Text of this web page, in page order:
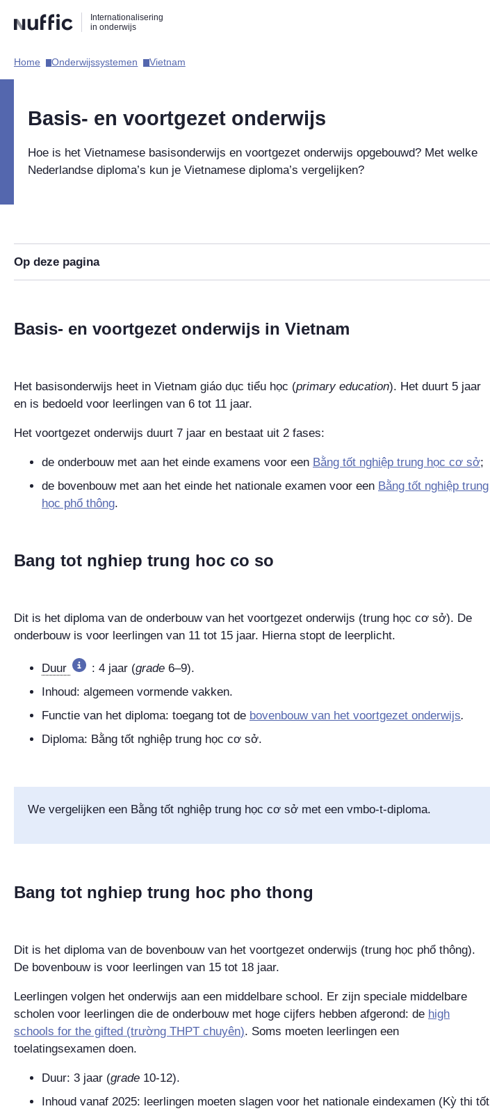
naar
zoekfunctie
naar
hoofdnavigatie
naar
inhoud
Internationalisering
in onderwijs
Hoofdnavigatie
Home​ Onderwijssystemen​ Vietnam​
Basis- en voortgezet onderwijs
Hoe is het Vietnamese basisonderwijs en voortgezet onderwijs opgebouwd? Met welke
Nederlandse diploma’s kun je Vietnamese diploma’s vergelijken?
Op deze pagina
Basis- en voortgezet onderwijs in Vietnam
Het basisonderwijs heet in Vietnam giáo dục tiểu học (primary education). Het duurt 5 jaar
en is bedoeld voor leerlingen van 6 tot 11 jaar.
Het voortgezet onderwijs duurt 7 jaar en bestaat uit 2 fases:
de onderbouw met aan het einde examens voor een Bằng tốt nghiệp trung học cơ sở;
de bovenbouw met aan het einde het nationale examen voor een Bằng tốt nghiệp trung
học phổ thông.
Bang tot nghiep trung hoc co so
Dit is het diploma van de onderbouw van het voortgezet onderwijs (trung học cơ sở). De
onderbouw is voor leerlingen van 11 tot 15 jaar. Hierna stopt de leerplicht.
Duur : 4 jaar (grade 6–9).
Inhoud: algemeen vormende vakken.
Functie van het diploma: toegang tot de bovenbouw van het voortgezet onderwijs.
Diploma: Bằng tốt nghiệp trung học cơ sở.
We vergelijken een Bằng tốt nghiệp trung học cơ sở met een vmbo-t-diploma.
Bang tot nghiep trung hoc pho thong
Dit is het diploma van de bovenbouw van het voortgezet onderwijs (trung học phổ thông).
De bovenbouw is voor leerlingen van 15 tot 18 jaar.
Leerlingen volgen het onderwijs aan een middelbare school. Er zijn speciale middelbare
scholen voor leerlingen die de onderbouw met hoge cijfers hebben afgerond: de high
schools for the gifted (trường THPT chuyên). Soms moeten leerlingen een
toelatingsexamen doen.
Duur: 3 jaar (grade 10-12).
Inhoud vanaf 2025: leerlingen moeten slagen voor het nationale eindexamen (Kỳ thi tốt